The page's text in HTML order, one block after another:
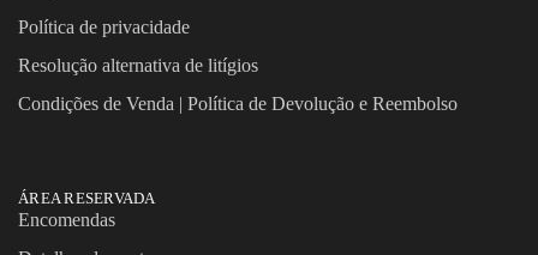
Política de privacidade
Resolução alternativa de litígios
Condições de Venda | Política de Devolução e Reembolso
ÁREA RESERVADA
Encomendas